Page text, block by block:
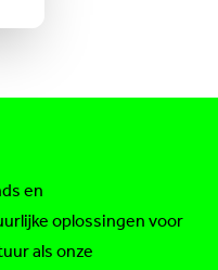
en
oplossingen voor
als onze